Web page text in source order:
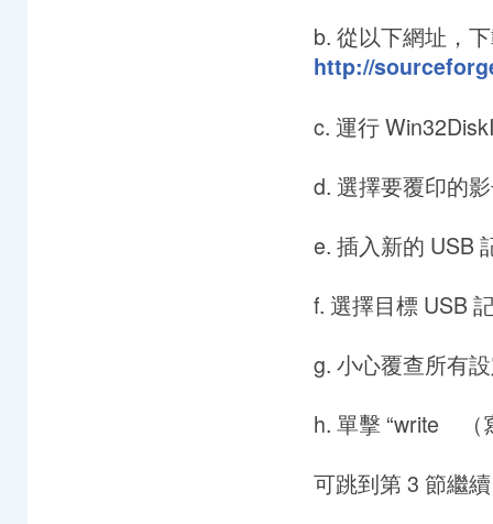
b. 從以下網址，
http://
c. 運行
d. 選擇要覆印的
e. 插入新的 USB
f. 選擇目標 USB
g. 小心覆查所有
h. 單擊 “write （
可跳到第 3 節繼續